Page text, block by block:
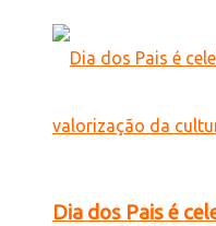
Dia dos Pais é